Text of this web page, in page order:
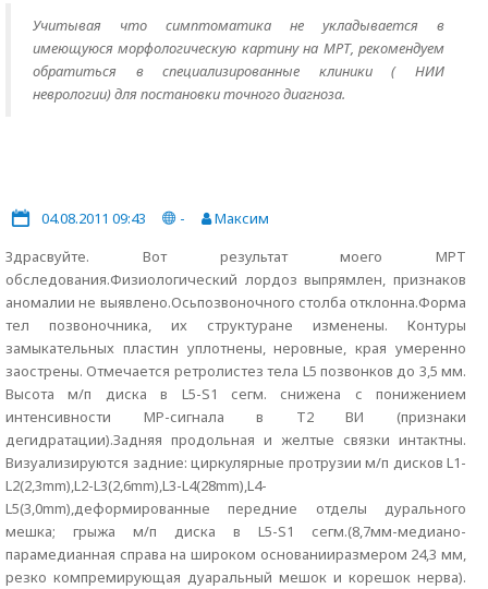
Учитывая что симптоматика не укладывается в
имеющуюся морфологическую картину на МРТ, рекомендуем
обратиться в специализированные клиники ( НИИ
неврологии) для постановки точного диагноза.
04.08.2011 09:43 -
Максим
Здрасвуйте. Вот результат моего МРТ
обследования.Физиологический лордоз выпрямлен, признаков
аномалии не выявлено.Осьпозвоночного столба отклонна.Форма
тел позвоночника, их структуране изменены. Контуры
замыкательных пластин уплотнены, неровные, края умеренно
заострены. Отмечается ретролистез тела L5 позвонков до 3,5 мм.
Высота м/п диска в L5-S1 сегм. снижена с понижением
интенсивности МР-сигнала в Т2 ВИ (признаки
дегидратации).Задняя продольная и желтые связки интактны.
Визуализируются задние: циркулярные протрузии м/п дисков L1-
L2(2,3mm),L2-L3(2,6mm),L3-L4(28mm),L4-
L5(3,0mm),деформированные передние отделы дурального
мешка; грыжа м/п диска в L5-S1 сегм.(8,7мм-медиано-
парамедианная справа на широком основанииразмером 24,3 мм,
резко компремирующая дуаральный мешок и корешок нерва).